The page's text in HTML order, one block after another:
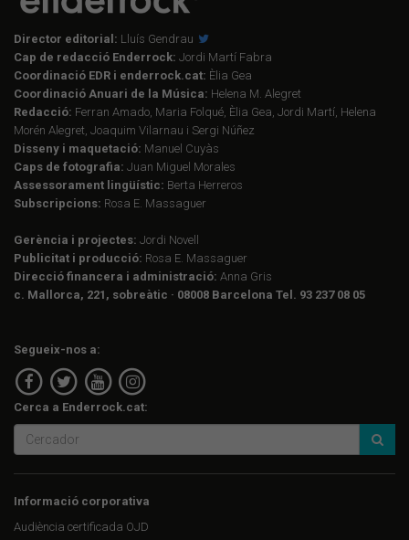
Director editorial: Lluís Gendrau
Cap de redacció Enderrock: Jordi Martí Fabra
Coordinació EDR i enderrock.cat: Èlia Gea
Coordinació Anuari de la Música: Helena M. Alegret
Redacció: Ferran Amado, Maria Folqué, Èlia Gea, Jordi Martí, Helena
Morén Alegret, Joaquim Vilarnau i Sergi Núñez
Disseny i maquetació: Manuel Cuyàs
Caps de fotografia: Juan Miguel Morales
Assessorament lingüístic: Berta Herreros
Subscripcions: Rosa E. Massaguer
Gerència i projectes: Jordi Novell
Publicitat i producció: Rosa E. Massaguer
Direcció financera i administració: Anna Gris
c. Mallorca, 221, sobreàtic · 08008 Barcelona Tel. 93 237 08 05
Segueix-nos a:
Cerca a Enderrock.cat:
Informació corporativa
Audiència certificada OJD